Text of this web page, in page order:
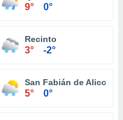
9° 0°
Recinto
3° -2°
San Fabián de Alico
5° 0°